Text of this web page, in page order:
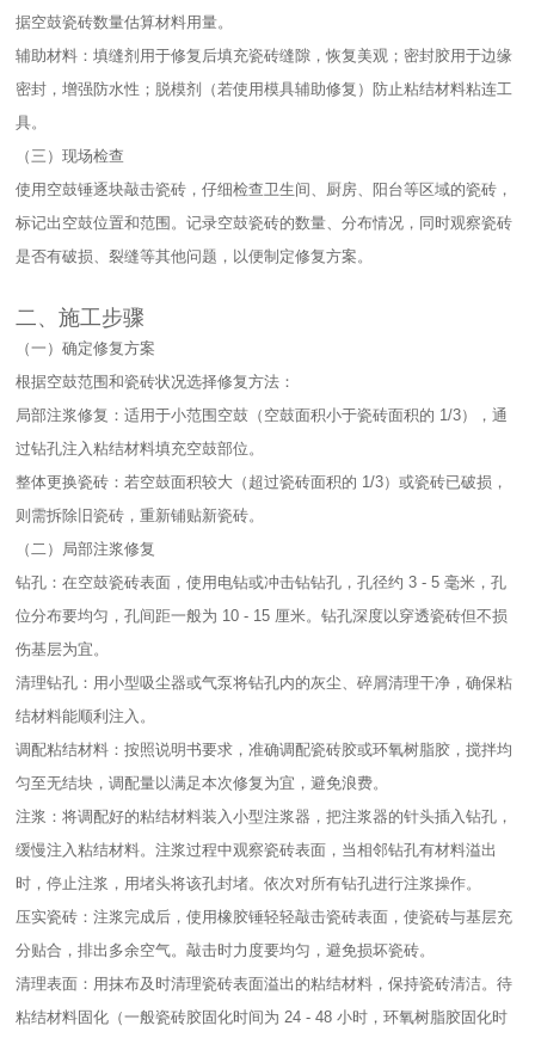
据空鼓瓷砖数量估算材料用量。​
辅助材料：填缝剂用于修复后填充瓷砖缝隙，恢复美观；密封胶用于边缘
密封，增强防水性；脱模剂（若使用模具辅助修复）防止粘结材料粘连工
具。​
（三）现场检查​
使用空鼓锤逐块敲击瓷砖，仔细检查卫生间、厨房、阳台等区域的瓷砖，
标记出空鼓位置和范围。记录空鼓瓷砖的数量、分布情况，同时观察瓷砖
是否有破损、裂缝等其他问题，以便制定修复方案。​
二、施工步骤​
（一）确定修复方案​
根据空鼓范围和瓷砖状况选择修复方法：​
局部注浆修复：适用于小范围空鼓（空鼓面积小于瓷砖面积的 1/3），通
过钻孔注入粘结材料填充空鼓部位。​
整体更换瓷砖：若空鼓面积较大（超过瓷砖面积的 1/3）或瓷砖已破损，
则需拆除旧瓷砖，重新铺贴新瓷砖。​
（二）局部注浆修复​
钻孔：在空鼓瓷砖表面，使用电钻或冲击钻钻孔，孔径约 3 - 5 毫米，孔
位分布要均匀，孔间距一般为 10 - 15 厘米。钻孔深度以穿透瓷砖但不损
伤基层为宜。​
清理钻孔：用小型吸尘器或气泵将钻孔内的灰尘、碎屑清理干净，确保粘
结材料能顺利注入。​
调配粘结材料：按照说明书要求，准确调配瓷砖胶或环氧树脂胶，搅拌均
匀至无结块，调配量以满足本次修复为宜，避免浪费。​
注浆：将调配好的粘结材料装入小型注浆器，把注浆器的针头插入钻孔，
缓慢注入粘结材料。注浆过程中观察瓷砖表面，当相邻钻孔有材料溢出
时，停止注浆，用堵头将该孔封堵。依次对所有钻孔进行注浆操作。​
压实瓷砖：注浆完成后，使用橡胶锤轻轻敲击瓷砖表面，使瓷砖与基层充
分贴合，排出多余空气。敲击时力度要均匀，避免损坏瓷砖。​
清理表面：用抹布及时清理瓷砖表面溢出的粘结材料，保持瓷砖清洁。待
粘结材料固化（一般瓷砖胶固化时间为 24 - 48 小时，环氧树脂胶固化时